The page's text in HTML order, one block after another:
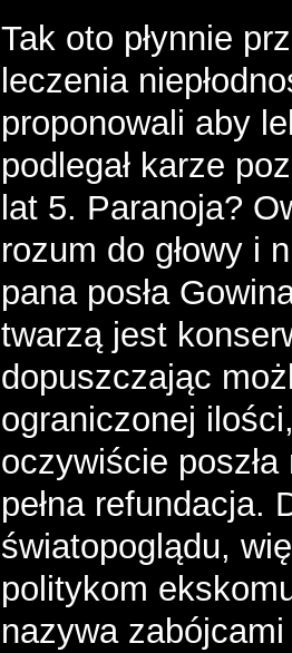
Tak oto płynnie
leczenia
proponowali aby
podlegał karze
lat 5. Paranoja?
rozum do głowy i
pana posła
twarzą jest
dopuszczając
ograniczonej
oczywiście
pełna refundacja.
światopoglądu,
politykom
nazywa